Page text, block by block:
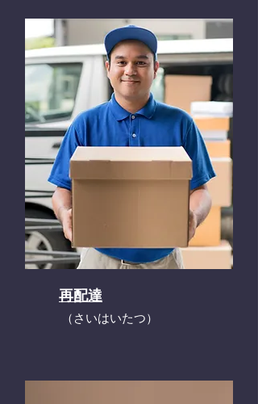
再配達
​（さいはいたつ）